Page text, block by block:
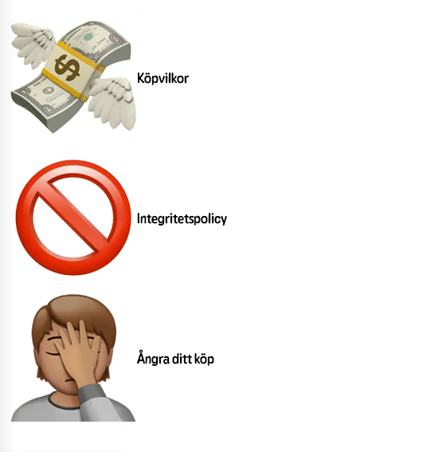
Köpvilkor
Integritetspolicy
Ångra ditt köp